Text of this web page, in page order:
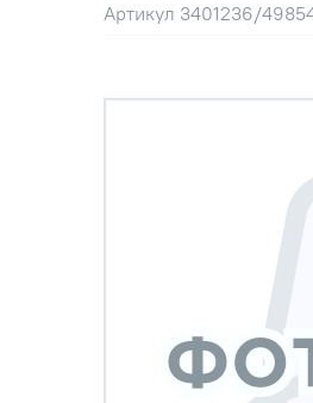
Артикул 3401236/